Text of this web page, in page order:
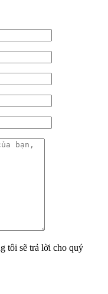
tôi sẽ trả lời cho quý